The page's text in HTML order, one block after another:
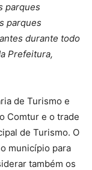
parques
parques
durante todo
Prefeitura,
de Turismo e
Comtur e o trade
de Turismo. O
município para
também os